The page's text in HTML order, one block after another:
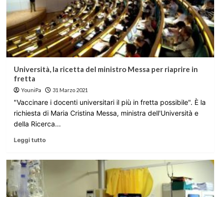
Università, la ricetta del ministro Messa per riaprire in
fretta
YouniPa 31 Marzo 2021
"Vaccinare i docenti universitari il più in fretta possibile". È la
richiesta di Maria Cristina Messa, ministra dell'Università e
della Ricerca...
Leggi tutto